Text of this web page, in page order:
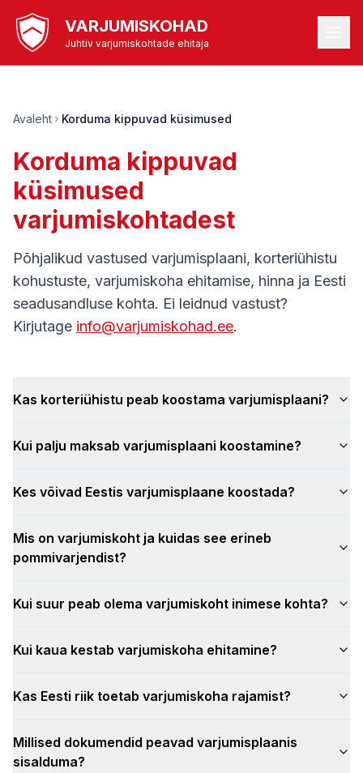
VARJUMISKOHAD
Juhtiv varjumiskohtade ehitaja
Avaleht Korduma kippuvad küsimused
Korduma kippuvad
küsimused
varjumiskohtadest
Põhjalikud vastused varjumisplaani, korteriühistu
kohustuste, varjumiskoha ehitamise, hinna ja Eesti
seadusandluse kohta. Ei leidnud vastust?
Kirjutage info@varjumiskohad.ee.
Kas korteriühistu peab koostama varjumisplaani?
Kui palju maksab varjumisplaani koostamine?
Kes võivad Eestis varjumisplaane koostada?
Mis on varjumiskoht ja kuidas see erineb
pommivarjendist?
Kui suur peab olema varjumiskoht inimese kohta?
Kui kaua kestab varjumiskoha ehitamine?
Kas Eesti riik toetab varjumiskoha rajamist?
Millised dokumendid peavad varjumisplaanis
sisalduma?